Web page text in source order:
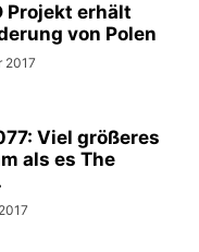
Projekt erhält
von Polen
2017
Viel größeres
als es The